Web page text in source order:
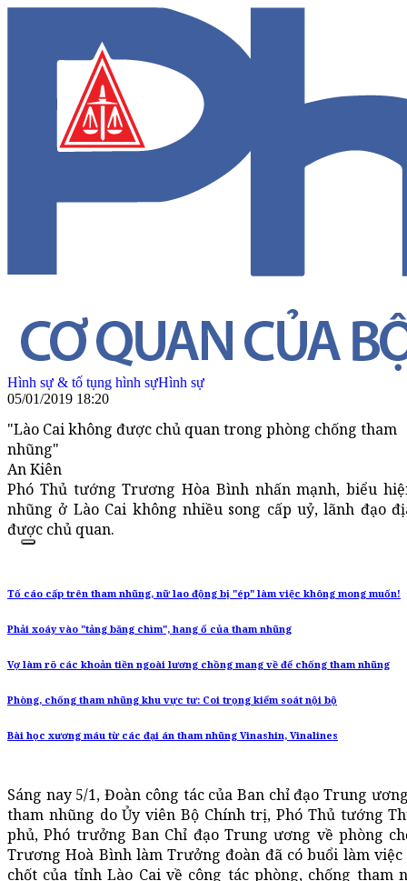
Hình sự & tố tụng hình sựHình sự
05/01/2019 18:20
"Lào Cai không được chủ quan trong phòng chống tham
nhũng"
An Kiên
Phó Thủ tướng Trương Hòa Bình nhấn mạnh, biểu
nhũng ở Lào Cai không nhiều song cấp uỷ, lãnh đạo
được chủ quan.
Tố cáo cấp trên tham nhũng, nữ lao động bị "ép" làm việc không mong muốn!
Phải xoáy vào "tảng băng chìm", hang ổ của tham nhũng
Vợ làm rõ các khoản tiền ngoài lương chồng mang về để chống tham nhũng
Phòng, chống tham nhũng khu vực tư: Coi trọng kiểm soát nội bộ
Bài học xương máu từ các đại án tham nhũng Vinashin, Vinalines
Sáng nay 5/1, Đoàn công tác của Ban chỉ đạo Trung
tham nhũng do Ủy viên Bộ Chính trị, Phó Thủ tướng
phủ, Phó trưởng Ban Chỉ đạo Trung ương về phòng
Trương Hoà Bình làm Trưởng đoàn đã có buổi làm
chốt của tỉnh Lào Cai về công tác phòng, chống tham